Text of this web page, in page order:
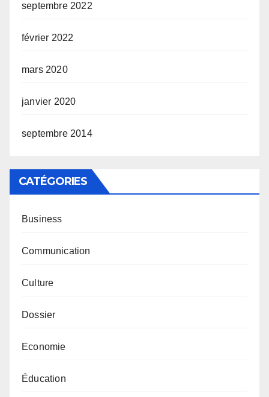
septembre 2022
février 2022
mars 2020
janvier 2020
septembre 2014
CATÉGORIES
Business
Communication
Culture
Dossier
Economie
Éducation